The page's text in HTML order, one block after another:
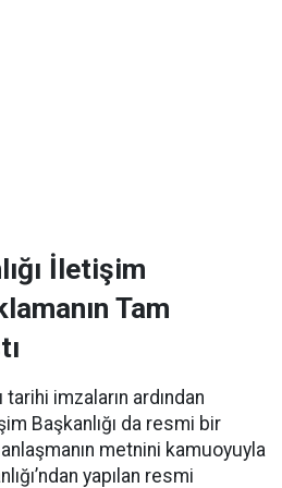
İletişim
Tam
imzaların ardından
Başkanlığı da resmi bir
metnini kamuoyuyla
yapılan resmi